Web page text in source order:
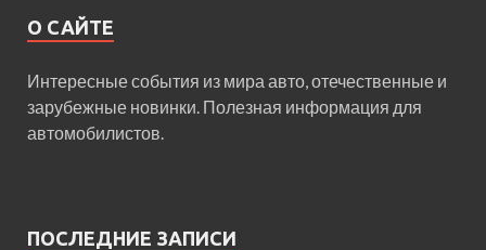
О САЙТЕ
Интересные события из мира авто, отечественные и
зарубежные новинки. Полезная информация для
автомобилистов.
ПОСЛЕДНИЕ ЗАПИСИ